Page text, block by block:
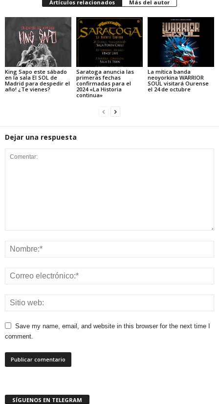
Artículos relacionados Más del autor
King Sapo este sábado
en la sala El SOL de
Madrid para despedir el
año! ¿Te vienes?
Saratoga anuncia las
primeras fechas
confirmadas para el
2024 «La Historia
continua»
La mítica banda
neoyorkina WARRIOR
SOUL visitará Ourense
el 24 de octubre
Dejar una respuesta
Save my name, email, and website in this browser for the next time I
comment.
SÍGUENOS EN TELEGRAM